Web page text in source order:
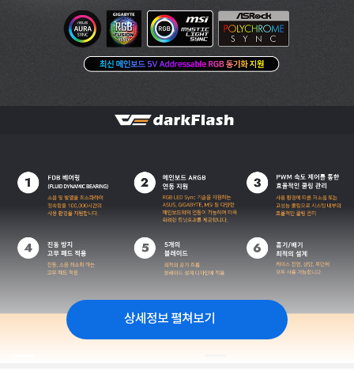
상세정보 펼쳐보기